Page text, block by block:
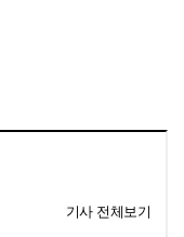
기사 전체보기